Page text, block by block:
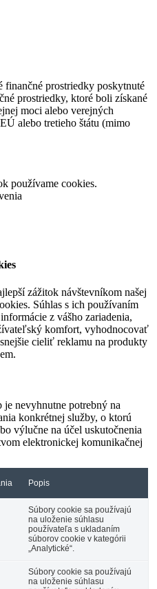
finančné prostriedky poskytnuté
prostriedky, ktoré boli získané
moci alebo verejných
alebo tretieho štátu (mimo
používame cookies.
zážitok návštevníkom našej
Súhlas s ich používaním
z vášho zariadenia,
komfort, vyhodnocovať
cieliť reklamu na produkty
je nevyhnutne potrebný na
konkrétnej služby, o ktorú
výlučne na účel uskutočnenia
elektronickej komunikačnej
Popis
Súbory cookie sa používajú
na uloženie súhlasu
používateľa s ukladaním
súborov cookie v kategórii
„Analytické“.
Súbory cookie sa používajú
na uloženie súhlasu